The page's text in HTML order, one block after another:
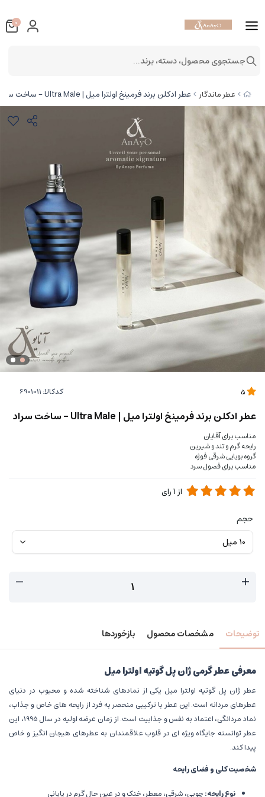
عطر ماندگار عطر ادکلن برند فرمینخ اولترا میل | Ultra Male - ساخت سراد
کدکالا:
عطر ادکلن برند فرمینخ اولترا میل | Ultra Male - ساخت سراد
مناسب برای آقایان
رایحه گرم و تند و شیرین
گروه بویایی شرقی فوژه
مناسب برای فصول سرد
از 1رای
حجم
توضیحات مشخصات محصول بازخوردها
معرفی عطر گرمی ژان پل گوتیه اولترا میل
عطر ژان پل گوتیه اولترا میل یکی از نمادهای شناخته شده و محبوب در دنیای
عطرهای مردانه است. این عطر با ترکیبی منحصر به فرد از رایحه های خاص و جذاب،
نماد مردانگی، اعتماد به نفس و جذابیت است. از زمان عرضه اولیه در سال 1995، این
عطر توانسته جایگاه ویژه ای در قلوب علاقمندان به عطرهای هیجان انگیز و خاص
پیدا کند.
شخصیت کلی و فضای رایحه
نوع رایحه:چوبی، شرقی، معطر، خنک و در عین حال گرم در پایانی
0
جستجوی محصول، دسته، برند...